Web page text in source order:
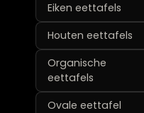
Eiken eettafels
Houten eettafels
Organische
eettafels
Ovale eettafel